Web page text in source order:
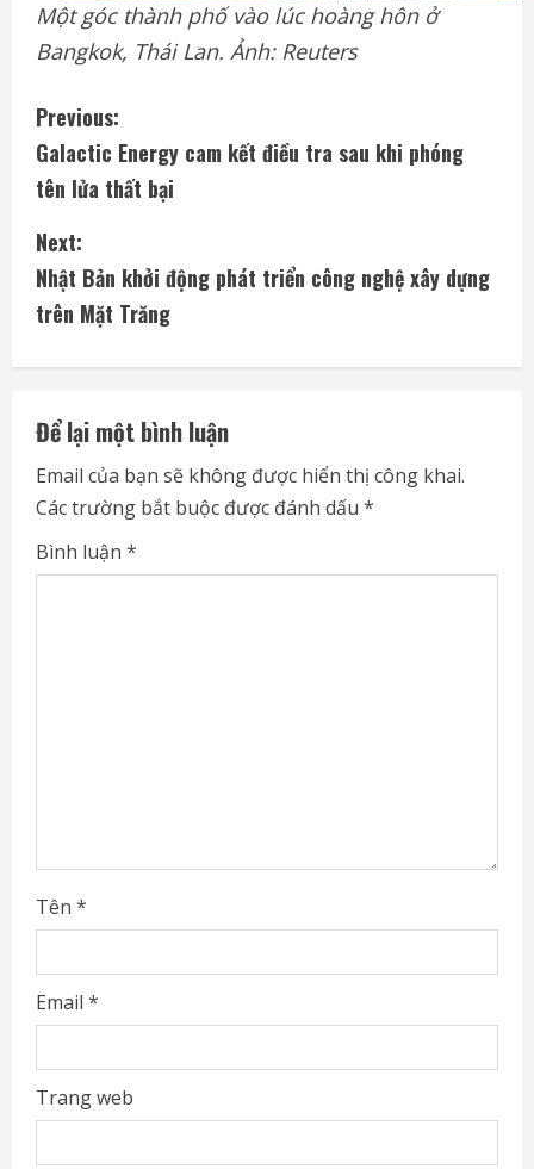
Một góc thành phố vào lúc hoàng hôn ở
Bangkok, Thái Lan. Ảnh: Reuters
C
o
n
t
i
n
u
e
R
e
Previous:
Galactic Energy cam kết điều tra sau khi phóng
tên lửa thất bại
Next:
Nhật Bản khởi động phát triển công nghệ xây dựng
trên Mặt Trăng
Để lại một bình luận
Email của bạn sẽ không được hiển thị công khai.
Các trường bắt buộc được đánh dấu *
Bình luận *
Tên *
Email *
Trang web